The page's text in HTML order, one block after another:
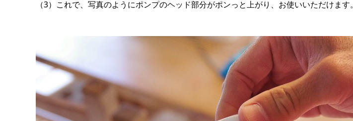
（3）これで、写真のようにポンプのヘッド部分がポンっと上がり、お使いいただけます。